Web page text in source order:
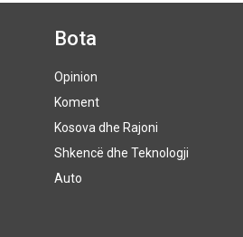
Bota
Opinion
Koment
Kosova dhe Rajoni
Shkencë dhe Teknologji
Auto